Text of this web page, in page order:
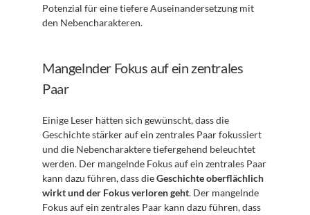
Potenzial für eine tiefere Auseinandersetzung mit
den Nebencharakteren.
Mangelnder Fokus auf ein zentrales
Paar
Einige Leser hätten sich gewünscht, dass die
Geschichte stärker auf ein zentrales Paar fokussiert
und die Nebencharaktere tiefergehend beleuchtet
werden. Der mangelnde Fokus auf ein zentrales Paar
kann dazu führen, dass die Geschichte oberflächlich
wirkt und der Fokus verloren geht. Der mangelnde
Fokus auf ein zentrales Paar kann dazu führen, dass